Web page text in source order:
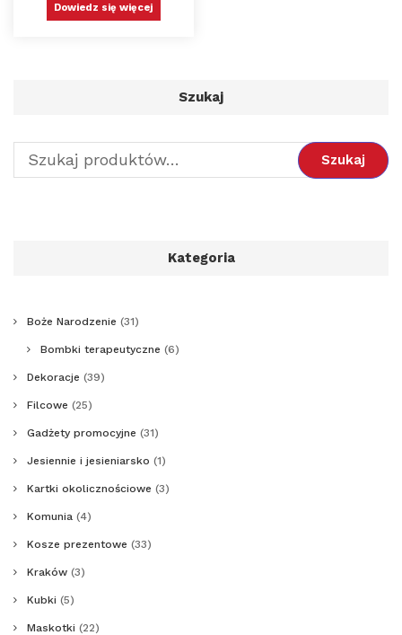
Dowiedz się więcej
Szukaj
Szukaj
Kategoria
Boże Narodzenie (31)
Bombki terapeutyczne (6)
Dekoracje (39)
Filcowe (25)
Gadżety promocyjne (31)
Jesiennie i jesieniarsko (1)
Kartki okolicznościowe (3)
Komunia (4)
Kosze prezentowe (33)
Kraków (3)
Kubki (5)
Maskotki (22)